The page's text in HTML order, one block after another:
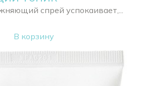
спрей успокаивает,...
В корзину